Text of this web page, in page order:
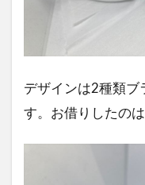
デザインは2種類ブ
す。お借りしたの